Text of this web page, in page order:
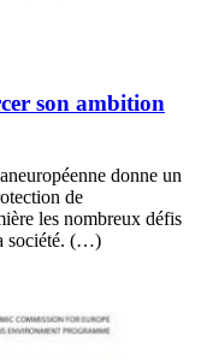
son ambition
donne un
de
les nombreux défis
société. (…)